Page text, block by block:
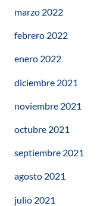
marzo 2022
febrero 2022
enero 2022
diciembre 2021
noviembre 2021
octubre 2021
septiembre 2021
agosto 2021
julio 2021